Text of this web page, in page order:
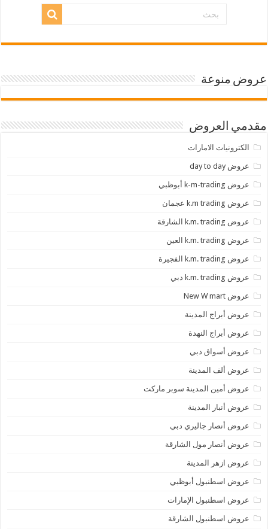
عروض منوعة
مقدمي العروض
الكترونيات الامارات
عروض day to day
عروض k-m-trading أبوظبي
عروض k.m trading عجمان
عروض k.m. trading الشارقة
عروض k.m. trading العين
عروض k.m. trading الفجيرة
عروض k.m. trading دبي
عروض New W mart
عروض أبراج المدينة
عروض أبراج النهدة
عروض أسواق دبي
عروض ألف المدينة
عروض أمين المدينة سوبر ماركت
عروض أنبار المدينة
عروض أنصار جاليري دبي
عروض أنصار مول الشارقة
عروض ازهر المدينة
عروض اسطنبول أبوظبي
عروض اسطنبول الإمارات
عروض اسطنبول الشارقة